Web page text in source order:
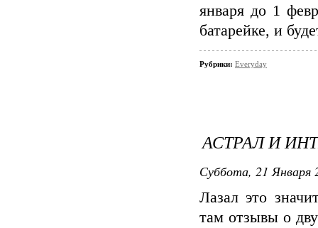
января до 1
батарейке, и
Рубрики: Everyday
АСТРАЛ И
Суббота, 21 Января
Лазал это
там отзывы о